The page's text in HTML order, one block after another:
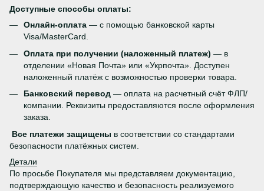
Доступные способы оплаты:
Онлайн-оплата — с помощью банковской карты
Visa/MasterCard.
Оплата при получении (наложенный платеж) — в
отделении «Новая Почта» или «Укрпочта». Доступен
наложенный платёж с возможностью проверки товара.
Банковский перевод — оплата на расчетный счёт ФЛП/
компании. Реквизиты предоставляются после оформления
заказа.
Все платежи защищены в соответствии со стандартами
безопасности платёжных систем.
Детали
По просьбе Покупателя мы представляем документацию,
подтверждающую качество и безопасность реализуемого